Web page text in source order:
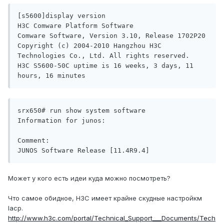
[s5600]display version
H3C Comware Platform Software
Comware Software, Version 3.10, Release 1702P20
Copyright (c) 2004-2010 Hangzhou H3C
Technologies Co., Ltd. All rights reserved.
H3C S5600-50C uptime is 16 weeks, 3 days, 11
srx650# run show system software
Information for junos:
Comment:
Может у кого есть идеи куда можно посмотреть?
Что самое обидное, H3C имеет крайне скудные настройкм
lacp.
http://www.h3c.com/portal/Technical_Support___Documents/Tech